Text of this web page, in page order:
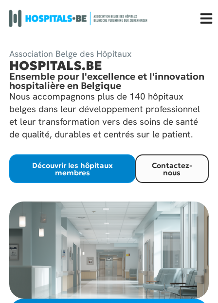
Association Belge des Hôpitaux
HOSPITALS.BE
Ensemble pour l'excellence et l'innovation
hospitalière en Belgique
Nous accompagnons plus de 140 hôpitaux
belges dans leur développement professionnel
et leur transformation vers des soins de santé
de qualité, durables et centrés sur le patient.
Découvrir les hôpitaux
membres
Contactez-
nous